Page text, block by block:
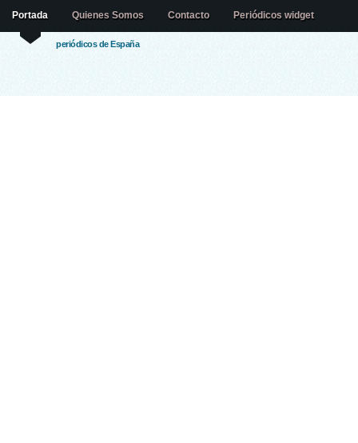
periódicos de España
Portada Quienes Somos Contacto Periódicos widget